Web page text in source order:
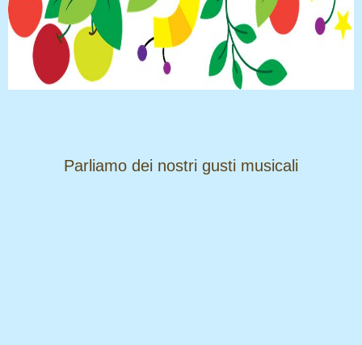
​​​​​​​Parliamo dei nostri gusti musicali